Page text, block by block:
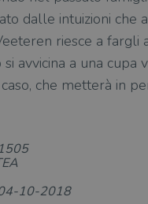
dalle intuizioni che
riesce a fargli
avvicina a una cupa
che metterà in
10-2018